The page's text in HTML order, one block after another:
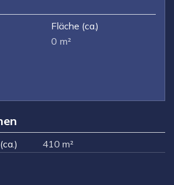
Fläche (ca.)
0 m²
410 m²